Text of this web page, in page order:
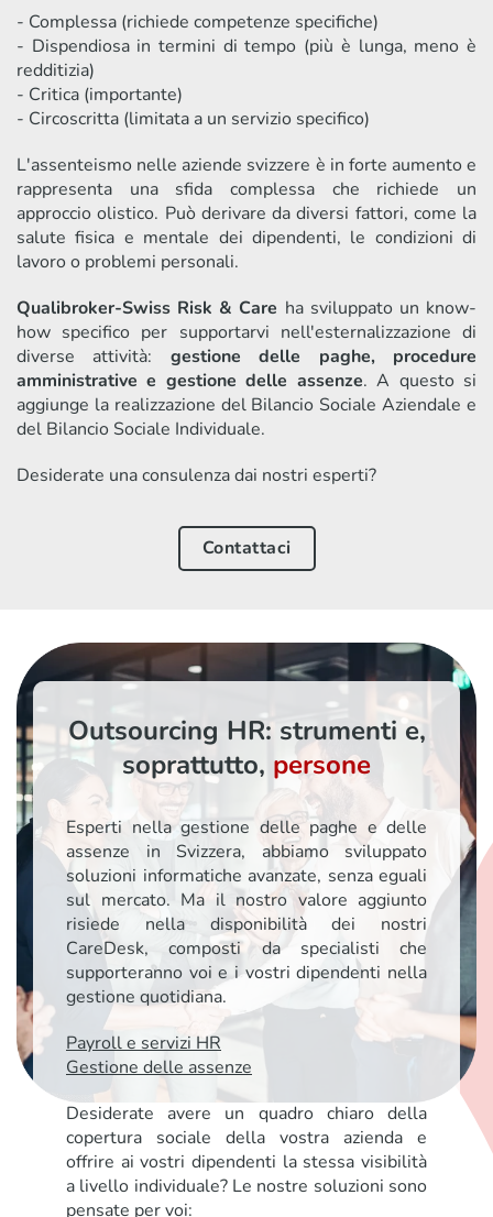
- Complessa (richiede competenze specifiche)
- Dispendiosa in termini di tempo (più è lunga, meno è
redditizia)
- Critica (importante)
- Circoscritta (limitata a un servizio specifico)
L'assenteismo nelle aziende svizzere è in forte aumento e
rappresenta una sfida complessa che richiede un
approccio olistico. Può derivare da diversi fattori, come la
salute fisica e mentale dei dipendenti, le condizioni di
lavoro o problemi personali.
Qualibroker-Swiss Risk & Care ha sviluppato un know-
how specifico per supportarvi nell'esternalizzazione di
diverse attività: gestione delle paghe, procedure
amministrative e gestione delle assenze. A questo si
aggiunge la realizzazione del Bilancio Sociale Aziendale e
del Bilancio Sociale Individuale.
Desiderate una consulenza dai nostri esperti?
Contattaci
Outsourcing HR: strumenti e,
soprattutto, persone
Esperti nella gestione delle paghe e delle
assenze in Svizzera, abbiamo sviluppato
soluzioni informatiche avanzate, senza eguali
sul mercato. Ma il nostro valore aggiunto
risiede nella disponibilità dei nostri
CareDesk, composti da specialisti che
supporteranno voi e i vostri dipendenti nella
gestione quotidiana.
Payroll e servizi HR
Gestione delle assenze
Desiderate avere un quadro chiaro della
copertura sociale della vostra azienda e
offrire ai vostri dipendenti la stessa visibilità
a livello individuale? Le nostre soluzioni sono
pensate per voi: